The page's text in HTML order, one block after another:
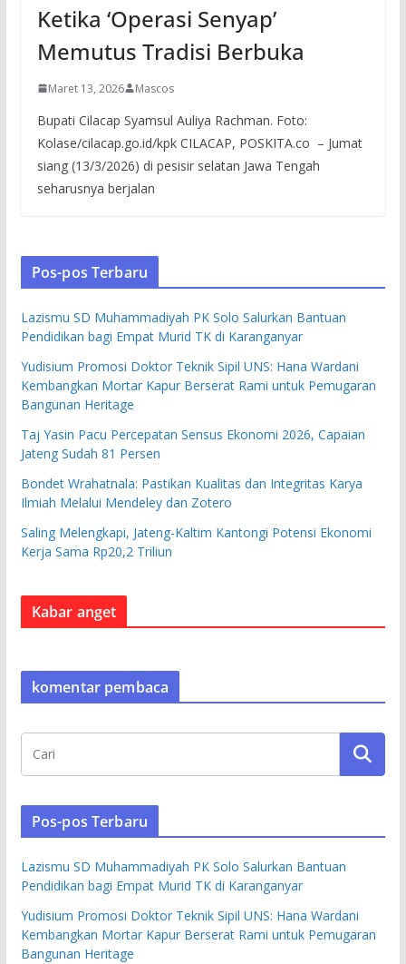
Ketika ‘Operasi Senyap’
Memutus Tradisi Berbuka
Maret 13, 2026 Mascos
Bupati Cilacap Syamsul Auliya Rachman. Foto:
Kolase/cilacap.go.id/kpk CILACAP, POSKITA.co – Jumat
siang (13/3/2026) di pesisir selatan Jawa Tengah
seharusnya berjalan
Pos-pos Terbaru
Lazismu SD Muhammadiyah PK Solo Salurkan Bantuan
Pendidikan bagi Empat Murid TK di Karanganyar
Yudisium Promosi Doktor Teknik Sipil UNS: Hana Wardani
Kembangkan Mortar Kapur Berserat Rami untuk Pemugaran
Bangunan Heritage
Taj Yasin Pacu Percepatan Sensus Ekonomi 2026, Capaian
Jateng Sudah 81 Persen
Bondet Wrahatnala: Pastikan Kualitas dan Integritas Karya
Ilmiah Melalui Mendeley dan Zotero
Saling Melengkapi, Jateng-Kaltim Kantongi Potensi Ekonomi
Kerja Sama Rp20,2 Triliun
Kabar anget
komentar pembaca
Pos-pos Terbaru
Lazismu SD Muhammadiyah PK Solo Salurkan Bantuan
Pendidikan bagi Empat Murid TK di Karanganyar
Yudisium Promosi Doktor Teknik Sipil UNS: Hana Wardani
Kembangkan Mortar Kapur Berserat Rami untuk Pemugaran
Bangunan Heritage